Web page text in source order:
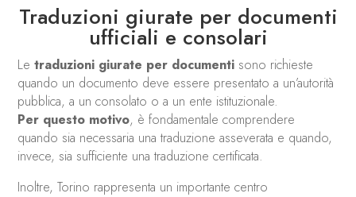
Traduzioni giurate per documenti
ufficiali e consolari
Letraduzioni giurate per documenti sono richieste
quando un documento deve essere presentato a un’autorità
pubblica, a un consolato o a un ente istituzionale.
Per questo motivo, è fondamentale comprendere
quando sia necessaria una traduzione asseverata e quando,
invece, sia sufficiente una traduzione certificata.
Inoltre, Torino rappresenta un importante centro